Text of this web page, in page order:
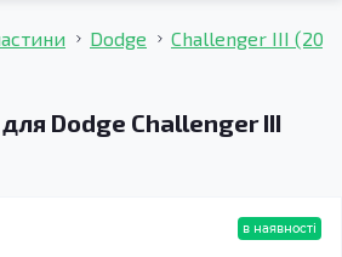
Dodge Challenger III
Dodge Challenger III
в наявності